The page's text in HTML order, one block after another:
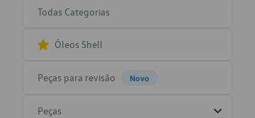
Todas Categorias
Óleos Shell
Peças para revisão Novo
Peças